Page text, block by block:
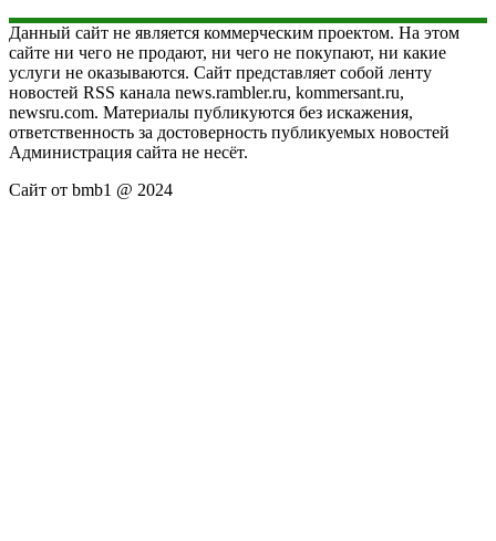
Данный сайт не является коммерческим проектом. На этом
сайте ни чего не продают, ни чего не покупают, ни какие
услуги не оказываются. Сайт представляет собой ленту
новостей RSS канала news.rambler.ru, kommersant.ru,
newsru.com. Материалы публикуются без искажения,
ответственность за достоверность публикуемых новостей
Администрация сайта не несёт.
Сайт от bmb1 @ 2024